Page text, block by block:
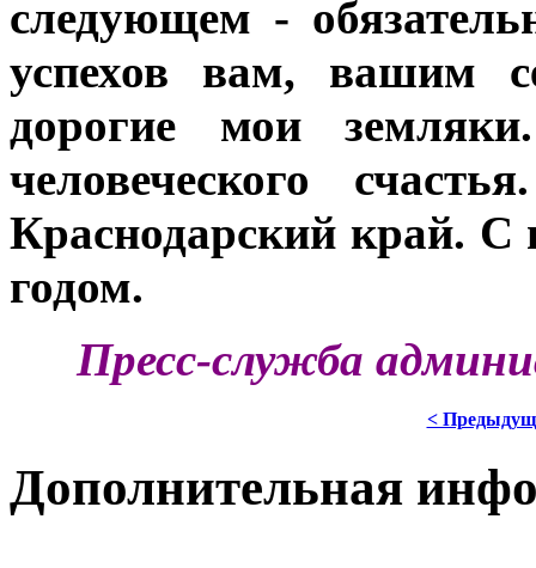
следующем -
успехов вам, вашим
дорогие мои
человеческого
Краснодарский край.
годом.
Пресс-служба
<
Дополнительная